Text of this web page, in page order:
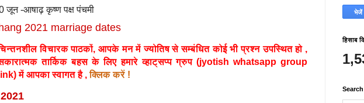
जून -आषाढ़ कृष्ण पक्ष पंचमी
2021 marriage dates
विचारक पाठकों, आपके मन में ज्योतिष से सम्बंधित कोई भी प्रश्न उपस्थित हो ,
तार्किक बहस के लिए हमारे व्हाट्सप्प ग्रुप (jyotish whatsapp group
link) में आपका स्वागत है ,क्लिक करें !
हिसाब